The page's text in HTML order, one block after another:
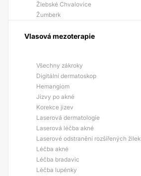
Žlebské Chvalovice
Žumberk
Vlasová mezoterapie
Všechny zákroky
Digitální dermatoskop
Hemangiom
Jizvy po akné
Korekce jizev
Laserová dermatologie
Laserová léčba akné
Laserové odstranění rozšířených žilek
Léčba akné
Léčba bradavic
Léčba lupénky